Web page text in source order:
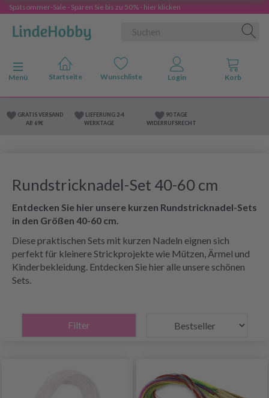
Spätsommer-Sale - Sparen Sie bis zu 50% - hier klicken
Anzeige ändern
Menü
GRATIS VERSAND
AB 69€
LIEFERUNG 2-4
WERKTAGE
90 TAGE
WIDERRUFSRECHT
Rundstricknadel-Set 40-60 cm
Entdecken Sie hier unsere kurzen Rundstricknadel-Sets
in den Größen 40-60 cm.
Diese praktischen Sets mit kurzen Nadeln eignen sich
perfekt für kleinere Strickprojekte wie Mützen, Ärmel und
Kinderbekleidung. Entdecken Sie hier alle unsere schönen
Sets.
Filter